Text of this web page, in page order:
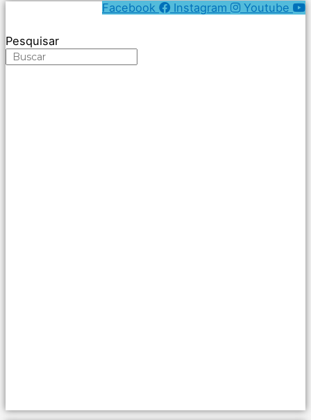
Facebook Instagram Youtube
Pesquisar